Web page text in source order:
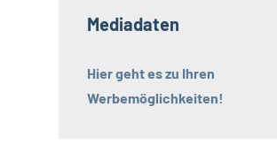
Mediadaten
Hier geht es zu Ihren
Werbemöglichkeiten!